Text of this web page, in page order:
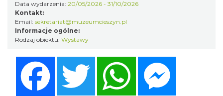
Data wydarzenia: 20/05/2026 - 31/10/2026
Kontakt:
Email: sekretariat@muzeumcieszyn.pl
Informacje ogólne:
Rodzaj obiektu: Wystawy
Twitter WhatsApp